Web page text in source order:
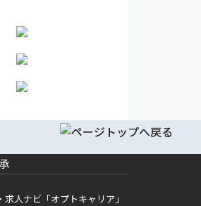
人ナビ「オプトキャリア」